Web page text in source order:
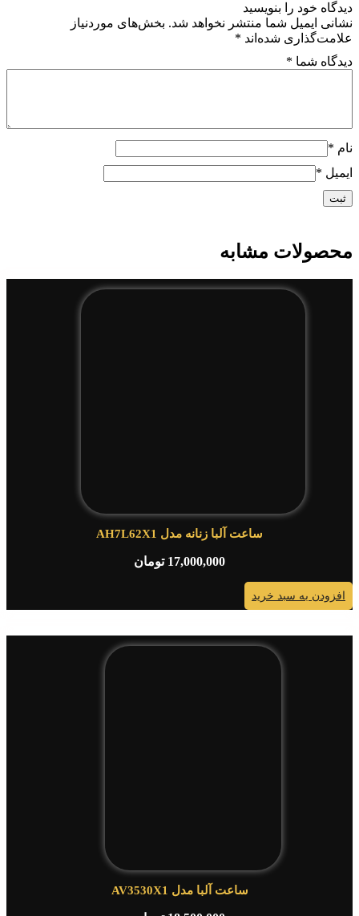
خود را بنویسید
ایمیل شما منتشر نخواهد شد. بخش‌های موردنیاز
شده‌اند*
شما *
*
مشابه
ساعت آلبا زنانه مدل AH7L62X1
17,000,000 تومان
به سبد خرید
ساعت آلبا مدل AV3530X1